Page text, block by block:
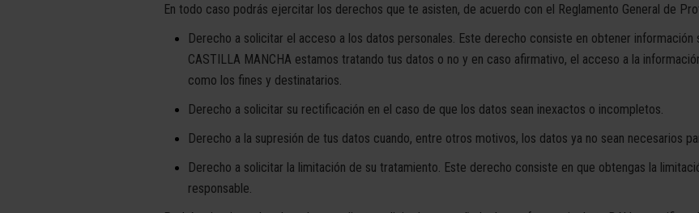
En todo caso podrás ejercitar los derechos que te asisten, de acuerdo con el Reglamento General de
Derecho a solicitar el acceso a los datos personales. Este derecho consiste en obtener información
CASTILLA MANCHA estamos tratando tus datos o no y en caso afirmativo, el acceso a la
como los fines y destinatarios.
Derecho a solicitar su rectificación en el caso de que los datos sean inexactos o incompletos.
Derecho a la supresión de tus datos cuando, entre otros motivos, los datos ya no sean necesarios
Derecho a solicitar la limitación de su tratamiento. Este derecho consiste en que obtengas la
responsable.